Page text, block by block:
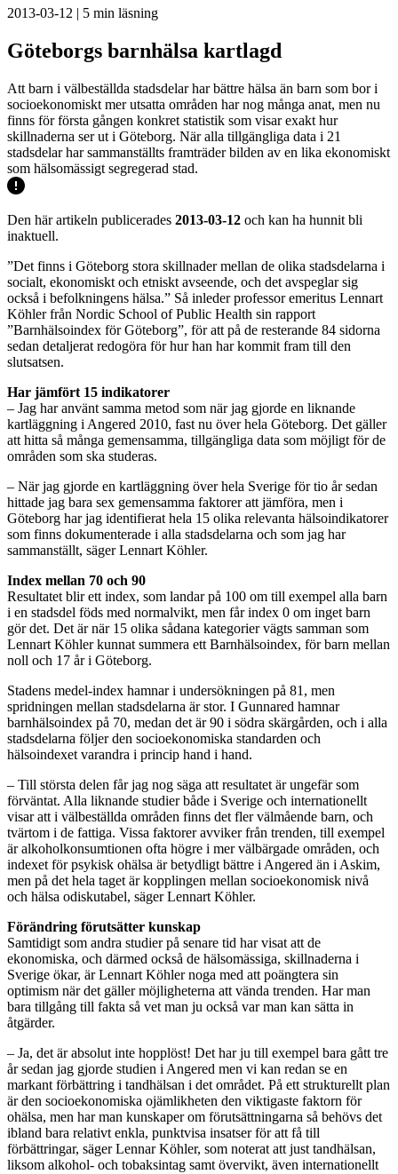
2013-03-12 | 5 min läsning
Göteborgs barnhälsa kartlagd
Att barn i välbeställda stadsdelar har bättre hälsa än barn som bor i
socioekonomiskt mer utsatta områden har nog många anat, men nu
finns för första gången konkret statistik som visar exakt hur
skillnaderna ser ut i Göteborg. När alla tillgängliga data i 21
stadsdelar har sammanställts framträder bilden av en lika ekonomiskt
som hälsomässigt segregerad stad.
Den här artikeln publicerades 2013-03-12 och kan ha hunnit bli
inaktuell.
”Det finns i Göteborg stora skillnader mellan de olika stadsdelarna i
socialt, ekonomiskt och etniskt avseende, och det avspeglar sig
också i befolkningens hälsa.” Så inleder professor emeritus Lennart
Köhler från Nordic School of Public Health sin rapport
”Barnhälsoindex för Göteborg”, för att på de resterande 84 sidorna
sedan detaljerat redogöra för hur han har kommit fram till den
slutsatsen.
Har jämfört 15 indikatorer
– Jag har använt samma metod som när jag gjorde en liknande
kartläggning i Angered 2010, fast nu över hela Göteborg. Det gäller
att hitta så många gemensamma, tillgängliga data som möjligt för de
områden som ska studeras.
– När jag gjorde en kartläggning över hela Sverige för tio år sedan
hittade jag bara sex gemensamma faktorer att jämföra, men i
Göteborg har jag identifierat hela 15 olika relevanta hälsoindikatorer
som finns dokumenterade i alla stadsdelarna och som jag har
sammanställt, säger Lennart Köhler.
Index mellan 70 och 90
Resultatet blir ett index, som landar på 100 om till exempel alla barn
i en stadsdel föds med normalvikt, men får index 0 om inget barn
gör det. Det är när 15 olika sådana kategorier vägts samman som
Lennart Köhler kunnat summera ett Barnhälsoindex, för barn mellan
noll och 17 år i Göteborg.
Stadens medel-index hamnar i undersökningen på 81, men
spridningen mellan stadsdelarna är stor. I Gunnared hamnar
barnhälsoindex på 70, medan det är 90 i södra skärgården, och i alla
stadsdelarna följer den socioekonomiska standarden och
hälsoindexet varandra i princip hand i hand.
– Till största delen får jag nog säga att resultatet är ungefär som
förväntat. Alla liknande studier både i Sverige och internationellt
visar att i välbeställda områden finns det fler välmående barn, och
tvärtom i de fattiga. Vissa faktorer avviker från trenden, till exempel
är alkoholkonsumtionen ofta högre i mer välbärgade områden, och
indexet för psykisk ohälsa är betydligt bättre i Angered än i Askim,
men på det hela taget är kopplingen mellan socioekonomisk nivå
och hälsa odiskutabel, säger Lennart Köhler.
Förändring förutsätter kunskap
Samtidigt som andra studier på senare tid har visat att de
ekonomiska, och därmed också de hälsomässiga, skillnaderna i
Sverige ökar, är Lennart Köhler noga med att poängtera sin
optimism när det gäller möjligheterna att vända trenden. Har man
bara tillgång till fakta så vet man ju också var man kan sätta in
åtgärder.
– Ja, det är absolut inte hopplöst! Det har ju till exempel bara gått tre
år sedan jag gjorde studien i Angered men vi kan redan se en
markant förbättring i tandhälsan i det området. På ett strukturellt plan
är den socioekonomiska ojämlikheten den viktigaste faktorn för
ohälsa, men har man kunskaper om förutsättningarna så behövs det
ibland bara relativt enkla, punktvisa insatser för att få till
förbättringar, säger Lennar Köhler, som noterat att just tandhälsan,
liksom alkohol- och tobaksintag samt övervikt, även internationellt